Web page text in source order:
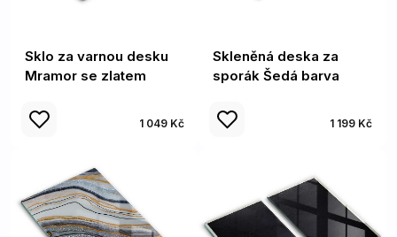
Sklo za varnou desku
Mramor se zlatem
1 049 Kč
Skleněná deska za
sporák Šedá barva
1 199 Kč